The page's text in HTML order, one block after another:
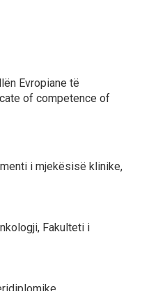
Evropiane të
of competence of
i mjekësisë klinike,
Fakulteti i